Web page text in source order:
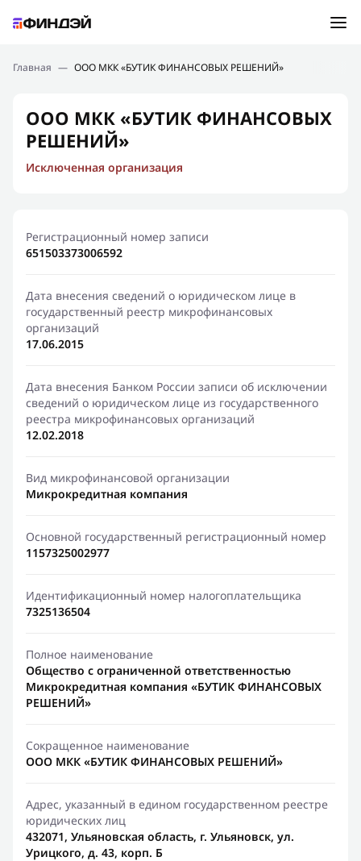
Подбор займа
Новости
Главная — ООО МКК «БУТИК ФИНАНСОВЫХ РЕШЕНИЙ»
ООО МКК «БУТИК ФИНАНСОВЫХ
РЕШЕНИЙ»
Исключенная организация
Регистрационный номер записи
651503373006592
Дата внесения сведений о юридическом лице в
государственный реестр микрофинансовых
организаций
17.06.2015
Дата внесения Банком России записи об исключении
сведений о юридическом лице из государственного
реестра микрофинансовых организаций
12.02.2018
Вид микрофинансовой организации
Микрокредитная компания
Основной государственный регистрационный номер
1157325002977
Идентификационный номер налогоплательщика
7325136504
Полное наименование
Общество с ограниченной ответственностью
Микрокредитная компания «БУТИК ФИНАНСОВЫХ
РЕШЕНИЙ»
Сокращенное наименование
ООО МКК «БУТИК ФИНАНСОВЫХ РЕШЕНИЙ»
Адрес, указанный в едином государственном реестре
юридических лиц
432071, Ульяновская область, г. Ульяновск, ул.
Урицкого, д. 43, корп. Б
Ошибка:Контактная форма не найдена.
Спасибо, что написали нам
Мы свяжемся с Вами в ближайшее время и сообщим
результат
Отправить новый запрос